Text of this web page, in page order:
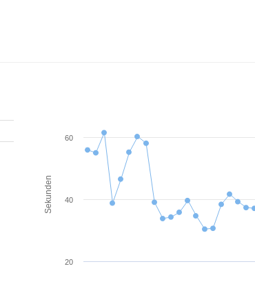
Sekunden
20
40
60